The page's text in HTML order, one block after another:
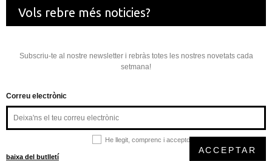
Vols rebre més noticies?
Subscriu-te al nostre newsletter i rebràs totes les nostres novetats cada
setmana!
Correu electrònic
He llegit, comprenc i accepto la
baixa del butlletí
ACCEPTAR